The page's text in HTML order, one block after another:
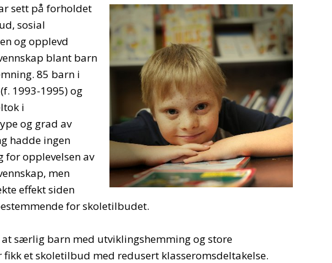
sett på forholdet
sosial
og opplevd
blant barn
85 barn i
1993-1995) og
i
og grad av
hadde ingen
for opplevelsen av
men
effekt siden
for skoletilbudet.
at særlig barn med utviklingshemming og store
fikk et skoletilbud med redusert klasseromsdeltakelse.